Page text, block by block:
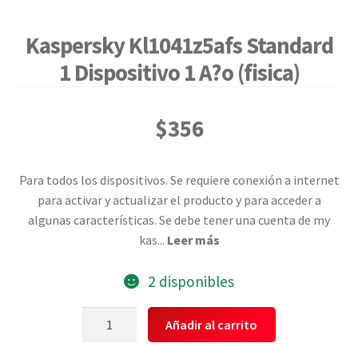
Kaspersky Kl1041z5afs Standard
1 Dispositivo 1 A?o (fisica)
$356
Para todos los dispositivos. Se requiere conexión a internet
para activar y actualizar el producto y para acceder a
algunas características. Se debe tener una cuenta de my
kas... Leer más
2 disponibles
Kl1041z5afs
Añadir al carrito